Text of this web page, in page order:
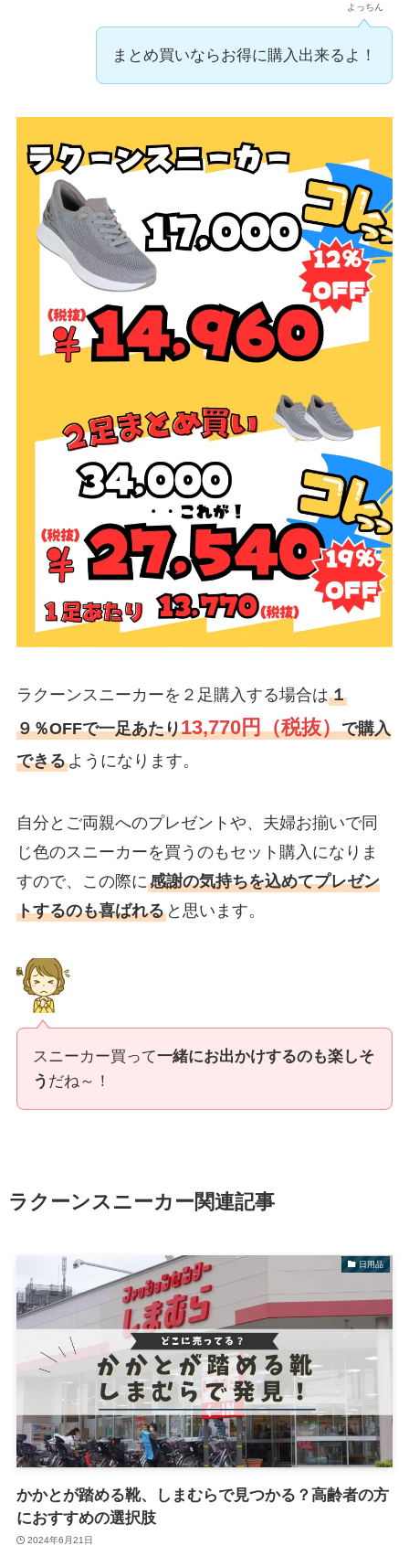
よっちん
まとめ買いならお得に購入出来るよ！
ラクーンスニーカーを２足購入する場合は１
９％OFFで一足あたり13,770円（税抜）で購入
できるようになります。
自分とご両親へのプレゼントや、夫婦お揃いで同
じ色のスニーカーを買うのもセット購入になりま
すので、この際に感謝の気持ちを込めてプレゼン
トするのも喜ばれると思います。
スニーカー買って一緒にお出かけするのも楽しそ
う だね～！
ラクーンスニーカー関連記事
日用品
かかとが踏める靴、しまむらで見つかる？高齢者の方
におすすめの選択肢
2024年6月21日